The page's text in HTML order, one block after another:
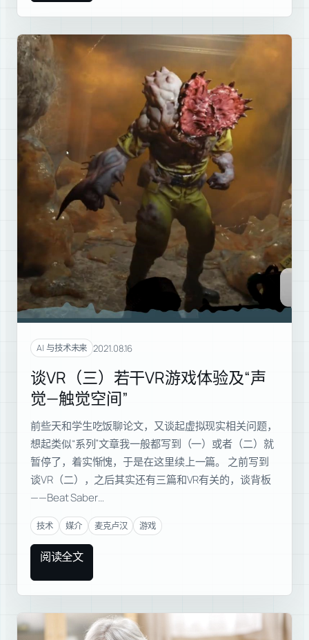
AI 与技术未来 2021.08.16
谈VR（三）若干VR游戏体验及“声
觉—触觉空间”
前些天和学生吃饭聊论文，又谈起虚拟现实相关问题，
想起类似“系列”文章我一般都写到（一）或者（二）就
暂停了，着实惭愧，于是在这里续上一篇。 之前写到
谈VR（二），之后其实还有三篇和VR有关的，谈背板
——Beat Saber…
技术 媒介 麦克卢汉 游戏
阅读全文